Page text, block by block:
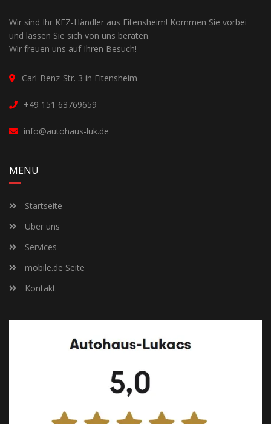
Wir sind Ihr KFZ-Händler aus Eitensheim! Kommen Sie vorbei
und lassen Sie sich von uns beraten.
Wir freuen uns auf Ihren Besuch!
Carl-Benz-Str. 3 in Eitensheim
+49 151 63769659
info@autohaus-luk.de
MENÜ
Startseite
Über uns
Services
mobile.de Seite
Kontakt